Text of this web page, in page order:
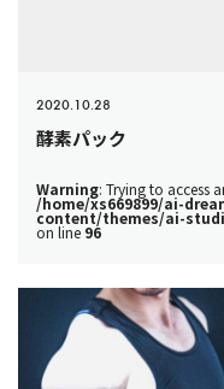
2020.10.28
酵素パック
Warning: Trying to access
/home/xs669899/ai-
content/themes/ai-
on line 96